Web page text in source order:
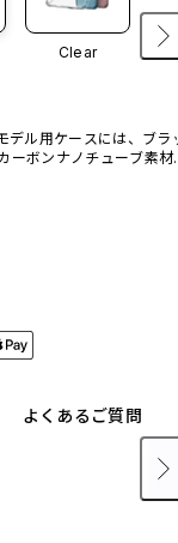
Clear
デル用ケースには、ブラ
ーボンナノチューブ素材)
よくあるご質問